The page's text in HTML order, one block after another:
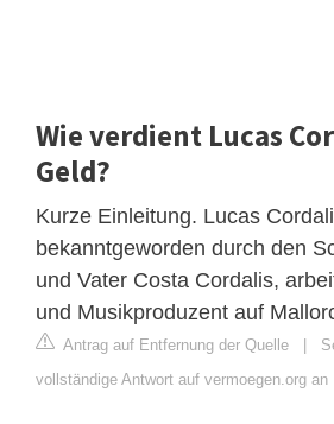
Wie verdient Lucas
Geld?
Kurze Einleitung. Lucas
bekanntgeworden durch den
und Vater Costa Cordalis,
und Musikproduzent auf
Antrag auf Entfernung der Quelle
vollständige Antwort auf vermoegen.org an